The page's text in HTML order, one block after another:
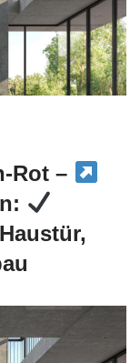
Rot –